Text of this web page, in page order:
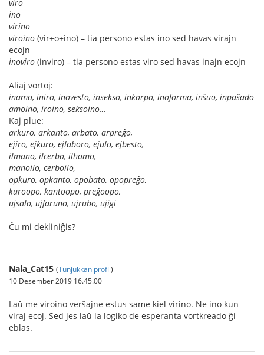
viro
ino
virino
viroino (vir+o+ino) – tia persono estas ino sed havas virajn
ecojn
inoviro (inviro) – tia persono estas viro sed havas inajn ecojn
Aliaj vortoj:
inamo, iniro, inovesto, insekso, inkorpo, inoforma, inŝuo, inpaŝado
amoino, iroino, seksoino…
Kaj plue:
arkuro, arkanto, arbato, arpreĝo,
ejiro, ejkuro, ejlaboro, ejulo, ejbesto,
ilmano, ilcerbo, ilhomo,
manoilo, cerboilo,
opkuro, opkanto, opobato, opopreĝo,
kuroopo, kantoopo, preĝoopo,
ujsalo, ujfaruno, ujrubo, ujigi
Ĉu mi dekliniĝis?
Nala_Cat15 (Tunjukkan profil)
10 Desember 2019 16.45.00
Laŭ me viroino verŝajne estus same kiel virino. Ne ino kun
viraj ecoj. Sed jes laŭ la logiko de esperanta vortkreado ĝi
eblas.